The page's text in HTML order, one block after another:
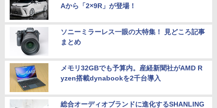
Aから「2×9R」が登場！
ソニーミラーレス一眼の大特集！ 見どころ記事
まとめ
メモリ32GBでも予算内。産経新聞社がAMD R
yzen搭載dynabookを2千台導入
総合オーディオブランドに進化するSHANLING